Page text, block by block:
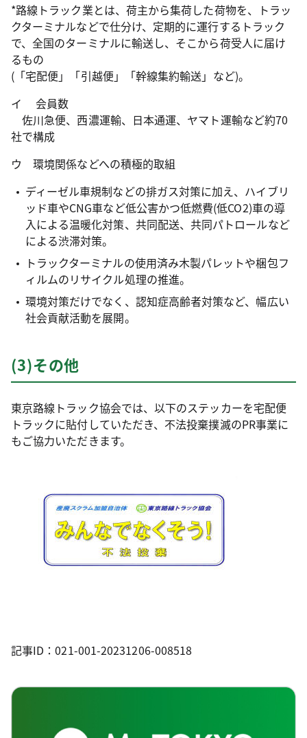
*路線トラック業とは、荷主から集荷した荷物を、トラッ
クターミナルなどで仕分け、定期的に運行するトラック
で、全国のターミナルに輸送し、そこから荷受人に届け
るもの
(「宅配便」「引越便」「幹線集約輸送」など)。
イ 会員数
佐川急便、西濃運輸、日本通運、ヤマト運輸など約70
社で構成
ウ 環境関係などへの積極的取組
ディーゼル車規制などの排ガス対策に加え、ハイブリ
ッド車やCNG車など低公害かつ低燃費(低CO2)車の導
入による温暖化対策、共同配送、共同パトロールなど
による渋滞対策。
トラックターミナルの使用済み木製パレットや梱包フ
ィルムのリサイクル処理の推進。
環境対策だけでなく、認知症高齢者対策など、幅広い
社会貢献活動を展開。
(3)その他
東京路線トラック協会では、以下のステッカーを宅配便
トラックに貼付していただき、不法投棄撲滅のPR事業に
もご協力いただきます。
記事ID：021-001-20231206-008518